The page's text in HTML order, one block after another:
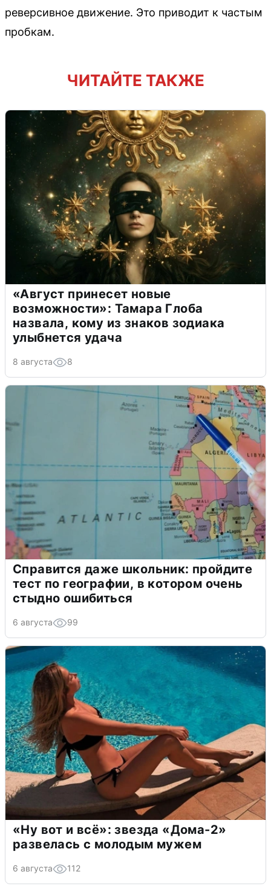
реверсивное движение. Это приводит к частым
пробкам.
ЧИТАЙТЕ ТАКЖЕ
«Август принесет новые
возможности»: Тамара Глоба
назвала, кому из знаков зодиака
улыбнется удача
8 августа 8
Справится даже школьник: пройдите
тест по географии, в котором очень
стыдно ошибиться
6 августа 99
«Ну вот и всё»: звезда «Дома-2»
развелась с молодым мужем
6 августа 112